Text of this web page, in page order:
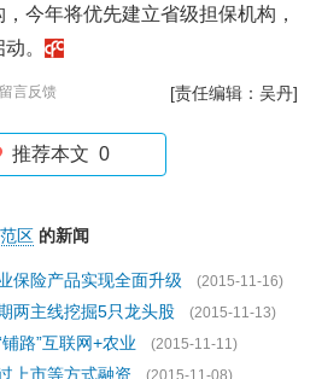
今年将优先建立省级担保机构，
。
留言反馈 [责任编辑：吴丹]
推荐本文 0
区 的新闻
保险产品实现全面升级
(2015-11-16)
两主线挖掘5只龙头股
(2015-11-13)
路”互联网+农业
(2015-11-11)
上市等方式融资 (2015-11-08)